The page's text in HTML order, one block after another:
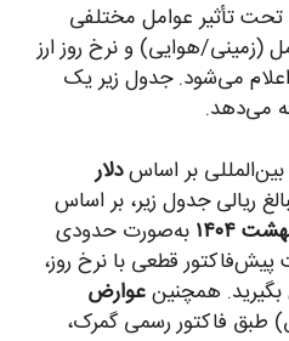
تحت تأثیر عوامل مختلفی
هوایی) و نرخ روز ارز
می‌شود. جدول زیر یک
می‌دهد.
بر اساسدلار
ریالی جدول زیر، بر اساس
۱۴۰۴
به‌صورت حدودی
پیش‌فاکتور قطعی با نرخ روز،
بگیرید. همچنینعوارض
طبق فاکتور رسمی گمرک،